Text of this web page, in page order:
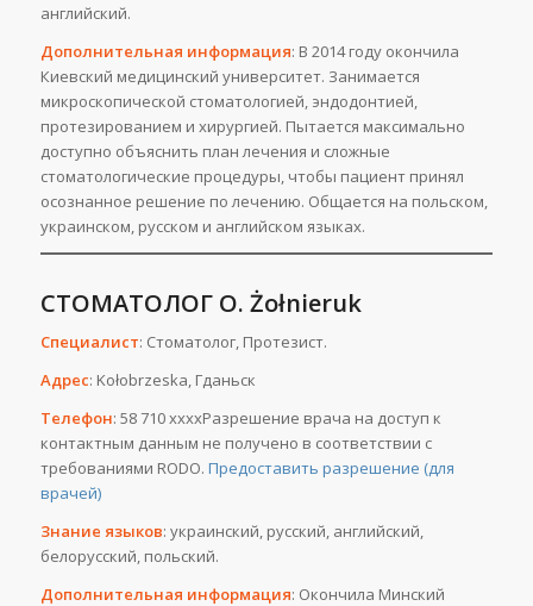
английский.
Дополнительная информация: В 2014 году окончила
Киевский медицинский университет. Занимается
микроскопической стоматологией, эндодонтией,
протезированием и хирургией. Пытается максимально
доступно объяснить план лечения и сложные
стоматологические процедуры, чтобы пациент принял
осознанное решение по лечению. Общается на польском,
украинском, русском и английском языках.
СТОМАТОЛОГ O. Żołnieruk
Специалист: Стоматолог, Протезист.
Адрес: Kołobrzeska, Гданьск
Телефон: 58 710 ххххРазрешение врача на доступ к
контактным данным не получено в соответствии с
требованиями RODO. Предоставить разрешение (для
врачей)
Знание языков: украинский, русский, английский,
белорусский, польский.
Дополнительная информация: Окончила Минский